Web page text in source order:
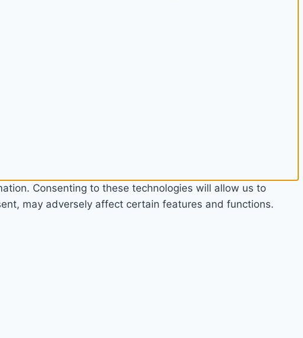
Consenting to these technologies will allow us to
may adversely affect certain features and functions.